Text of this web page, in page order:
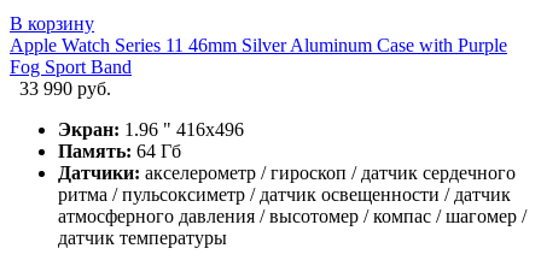
В корзину
Apple Watch Series 11 46mm Silver Aluminum Case with Purple
Fog Sport Band
33 990 руб.
Экран: 1.96 " 416х496
Память: 64 Гб
Датчики: акселерометр / гироскоп / датчик сердечного
ритма / пульсоксиметр / датчик освещенности / датчик
атмосферного давления / высотомер / компас / шагомер /
датчик температуры